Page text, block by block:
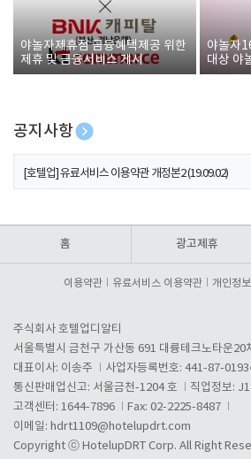
야놀자제휴점 금융혜택제공 위한
제휴 및 금융서비스 게시
야놀자
대상 야
폰 증정
공지사항
[호텔업] 개인정보 처리방침 개정본1 (19.09.02)
[호텔업] 유료서비스 이용약관 개정본2 (19.09.02)
홈 광고제휴
이용약관 유료서비스 이용약관 개인정
주식회사 호텔업디알티
서울특별시 금천구 가산동 691 대륭테크노타운20
대표이사: 이송주
사업자등록번호: 441-87-
통신판매업신고: 서울금천-1204 호
직업정보:
고객센터: 1644-7896
Fax: 02-2225-8487
이메일: hdrt1109@hotelupdrt.com
Copyright ⓒ HotelupDRT Corp. All Right